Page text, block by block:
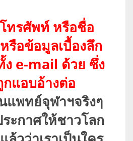
ทรศัพท์ หรือชื่อ
รือข้อมูลเบื้องลึก
e-mail ด้วย ซึ่ง
แอบอ้างต่อ
แพทย์จุฬาฯจริงๆ
ะกาศให้ชาวโลก